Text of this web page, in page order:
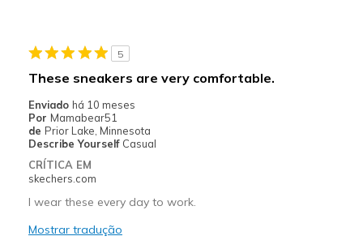
5
These sneakers are very comfortable.
Enviado há 10 meses
Por Mamabear51
de Prior Lake, Minnesota
Describe Yourself Casual
CRÍTICA EM
skechers.com
I wear these every day to work.
Mostrar tradução